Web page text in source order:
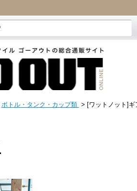
ボトル・タンク・カップ類 > [ワットノット]ギ